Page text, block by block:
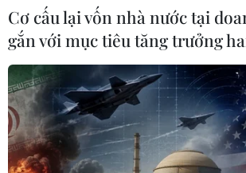
Cơ cấu lại vốn nhà nước tại
gắn với mục tiêu tăng trưởng